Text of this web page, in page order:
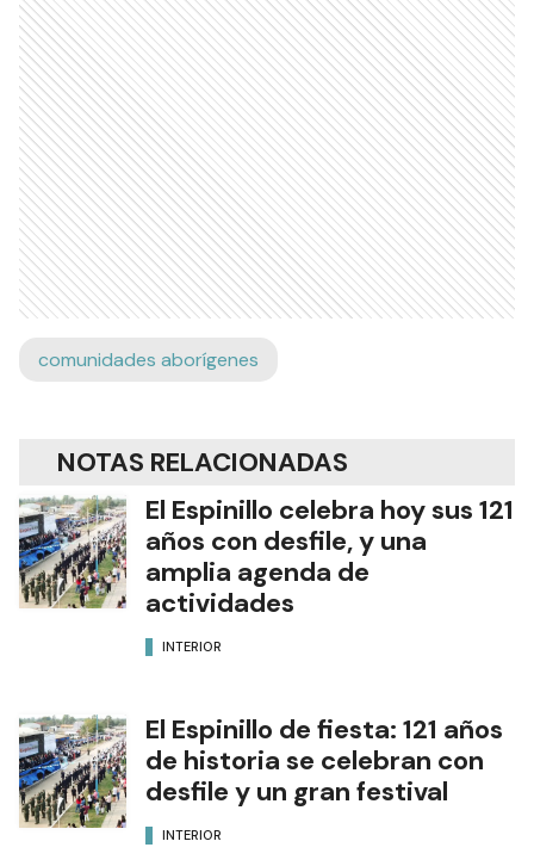
comunidades aborígenes
NOTAS RELACIONADAS
El Espinillo celebra hoy sus 121
años con desfile, y una
amplia agenda de
actividades
INTERIOR
El Espinillo de fiesta: 121 años
de historia se celebran con
desfile y un gran festival
INTERIOR